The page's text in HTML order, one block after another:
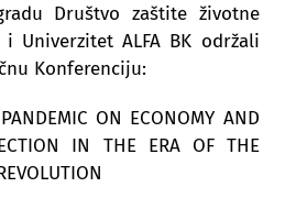
Društvo zaštite životne
i Univerzitet ALFA BK održali
Konferenciju:
ON ECONOMY AND
IN THE ERA OF THE